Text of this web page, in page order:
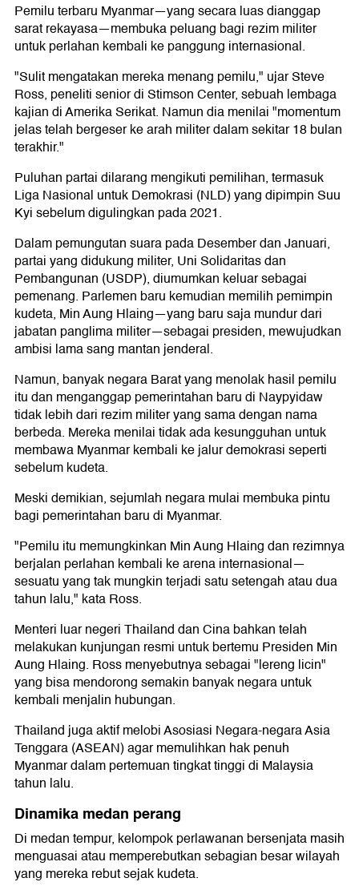
Pemilu terbaru Myanmar—yang secara luas dianggap
sarat rekayasa—membuka peluang bagi rezim militer
untuk perlahan kembali ke panggung internasional.
"Sulit mengatakan mereka menang pemilu," ujar Steve
Ross, peneliti senior di Stimson Center, sebuah lembaga
kajian di Amerika Serikat. Namun dia menilai "momentum
jelas telah bergeser ke arah militer dalam sekitar 18 bulan
terakhir."
Puluhan partai dilarang mengikuti pemilihan, termasuk
Liga Nasional untuk Demokrasi (NLD) yang dipimpin Suu
Kyi sebelum digulingkan pada 2021.
Dalam pemungutan suara pada Desember dan Januari,
partai yang didukung militer, Uni Solidaritas dan
Pembangunan (USDP), diumumkan keluar sebagai
pemenang. Parlemen baru kemudian memilih pemimpin
kudeta, Min Aung Hlaing—yang baru saja mundur dari
jabatan panglima militer—sebagai presiden, mewujudkan
ambisi lama sang mantan jenderal.
Namun, banyak negara Barat yang menolak hasil pemilu
itu dan menganggap pemerintahan baru di Naypyidaw
tidak lebih dari rezim militer yang sama dengan nama
berbeda. Mereka menilai tidak ada kesungguhan untuk
membawa Myanmar kembali ke jalur demokrasi seperti
sebelum kudeta.
Meski demikian, sejumlah negara mulai membuka pintu
bagi pemerintahan baru di Myanmar.
"Pemilu itu memungkinkan Min Aung Hlaing dan rezimnya
berjalan perlahan kembali ke arena internasional—
sesuatu yang tak mungkin terjadi satu setengah atau dua
tahun lalu," kata Ross.
Menteri luar negeri Thailand dan Cina bahkan telah
melakukan kunjungan resmi untuk bertemu Presiden Min
Aung Hlaing. Ross menyebutnya sebagai "lereng licin"
yang bisa mendorong semakin banyak negara untuk
kembali menjalin hubungan.
Thailand juga aktif melobi Asosiasi Negara-negara Asia
Tenggara (ASEAN) agar memulihkan hak penuh
Myanmar dalam pertemuan tingkat tinggi di Malaysia
tahun lalu.
Dinamika medan perang
Di medan tempur, kelompok perlawanan bersenjata masih
menguasai atau memperebutkan sebagian besar wilayah
yang mereka rebut sejak kudeta.